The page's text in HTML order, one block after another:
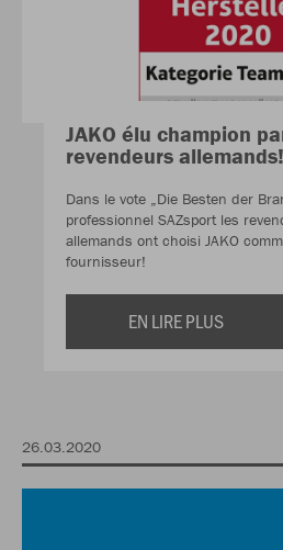
JAKO élu champion
revendeurs allemands!
Dans le vote „Die Besten der
professionnel SAZsport les
allemands ont choisi JAKO
fournisseur!
EN LIRE PLUS
26.03.2020